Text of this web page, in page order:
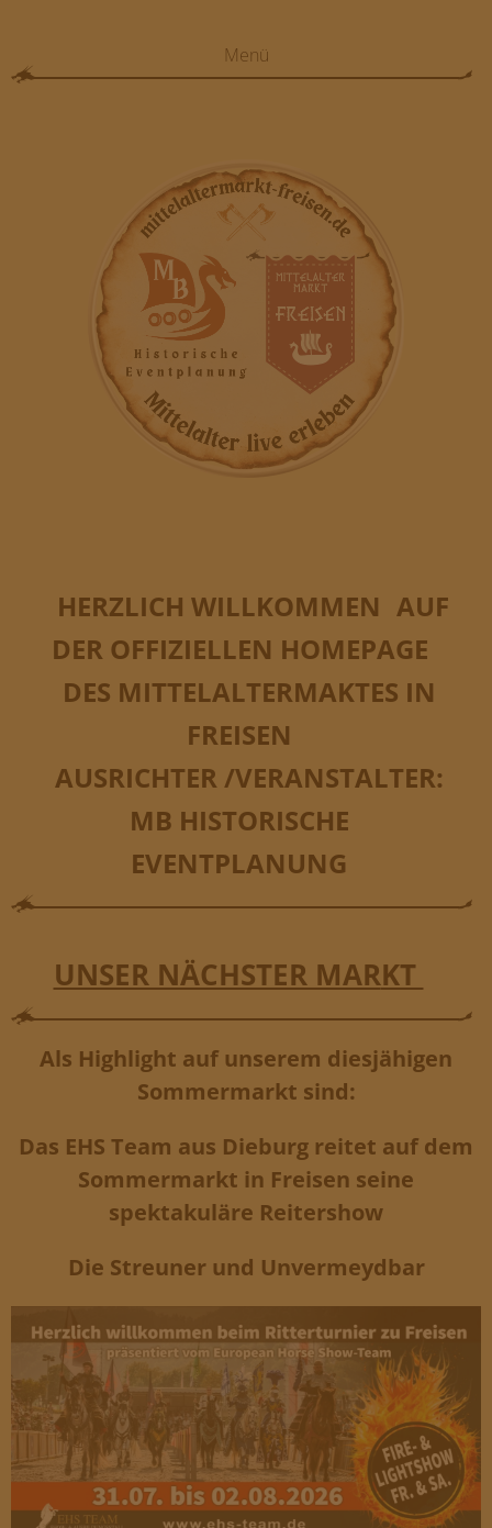
Menü
ANFAHRT/FREISEN
GELÄNDE/FREISEN
TEILNEHMER/BEWERBUNG
MB EVENT/AGENTUR
HERZLICH WILLKOMMEN AUF
DER OFFIZIELLEN HOMEPAGE
DES MITTELALTERMAKTES IN
FREISEN
AUSRICHTER /VERANSTALTER:
MB HISTORISCHE
EVENTPLANUNG
UNSER NÄCHSTER MARKT
Als Highlight auf unserem diesjähigen
Sommermarkt sind:
Das EHS Team aus Dieburg reitet auf dem
Sommermarkt in Freisen seine
spektakuläre Reitershow
Die Streuner und Unvermeydbar